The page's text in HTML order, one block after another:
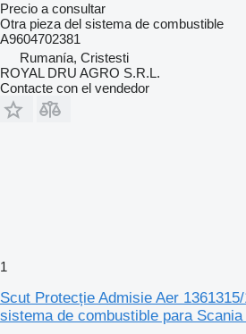
Precio a consultar
Otra pieza del sistema de combustible
A9604702381
Rumanía, Cristesti
ROYAL DRU AGRO S.R.L.
Contacte con el vendedor
1
Scut Protecție Admisie Aer
sistema de combustible para